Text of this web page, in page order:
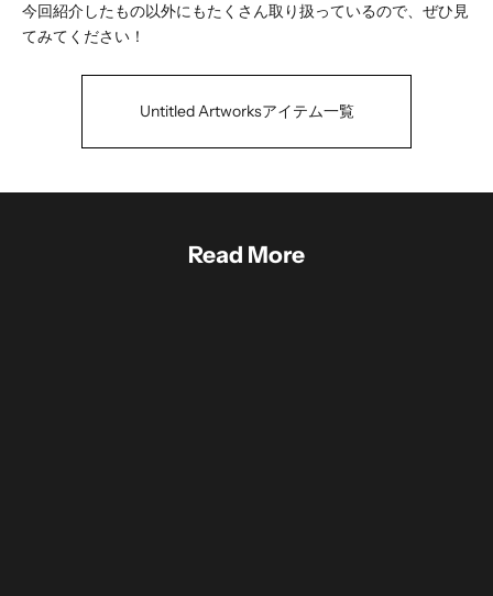
今回紹介したもの以外にもたくさん取り扱っているので、ぜひ見
てみてください！
Untitled Artworksアイテム一覧
Read More